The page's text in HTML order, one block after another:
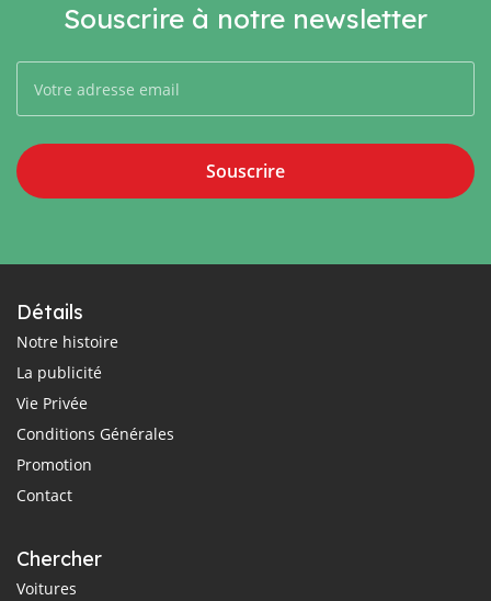
Souscrire à notre newsletter
Souscrire
Détails
Notre histoire
La publicité
Vie Privée
Conditions Générales
Promotion
Contact
Chercher
Voitures